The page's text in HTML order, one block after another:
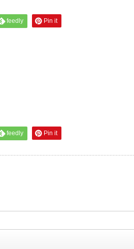
feedly Pin it
feedly Pin it